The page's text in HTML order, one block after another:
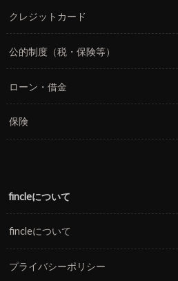
クレジットカード
公的制度（税・保険等）
ローン・借金
保険
fincleについて
fincleについて
プライバシーポリシー